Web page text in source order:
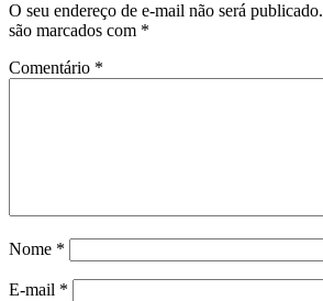
O seu endereço de e-mail não será publicado.
são marcados com *
Comentário *
Nome *
E-mail *